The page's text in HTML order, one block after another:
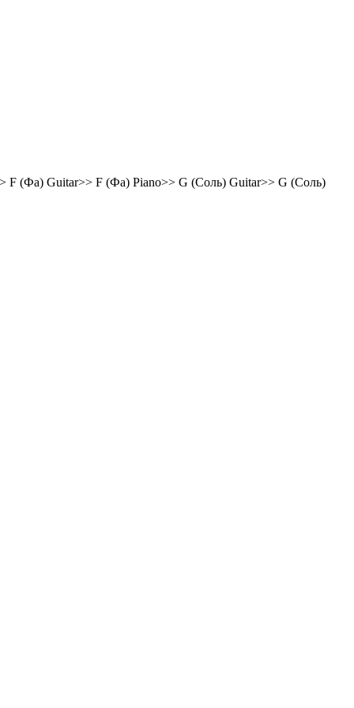
(Фа) Guitar>> F (Фа) Piano>> G (Соль) Guitar>> G (Соль)